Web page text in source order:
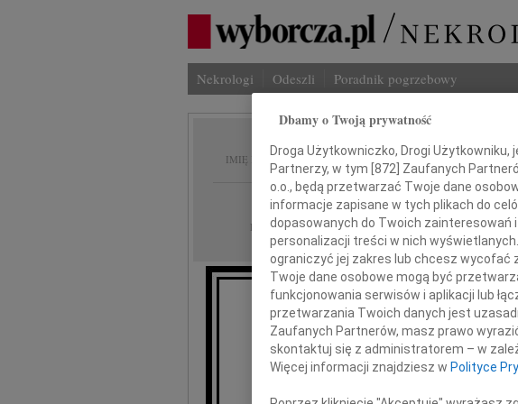
Nekrologi Odeszli Poradnik pogrzebowy
IMIĘ I NAZWISKO: Gerard Labuda
REGION: Poznań
DATA EMISJI: 05.10.2010
Z ogromnym żalem
Mistrza, Przyjaciela i
prowadzącego nas po drogach
Dbamy o Twoją prywatność
Droga Użytkowniczko, Drogi Użytkowniku,
Partnerzy, w tym [872] Zaufanych
o.o., będą przetwarzać Twoje dane
informacje zapisane w tych plikach do
dopasowanych do Twoich zainteresowań
personalizacji treści w nich
ograniczyć jej zakres lub chcesz wycofać
Twoje dane osobowe mogą być
funkcjonowania serwisów i aplikacji lub
przetwarzania Twoich danych jest
Zaufanych Partnerów, masz prawo
skontaktuj się z administratorem – w
Więcej informacji znajdziesz w Polityce